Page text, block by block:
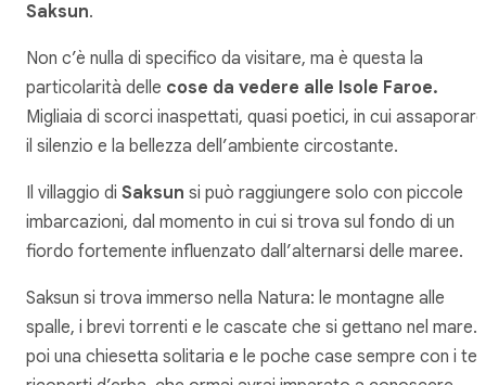
Saksun.
Non c’è nulla di specifico da visitare, ma è questa la
particolarità delle cose da vedere alle Isole Faroe.
Migliaia di scorci inaspettati, quasi poetici, in cui assaporare
il silenzio e la bellezza dell’ambiente circostante.
Il villaggio di Saksun si può raggiungere solo con piccole
imbarcazioni, dal momento in cui si trova sul fondo di un
fiordo fortemente influenzato dall’alternarsi delle maree.
Saksun si trova immerso nella Natura: le montagne alle
spalle, i brevi torrenti e le cascate che si gettano nel mare.
poi una chiesetta solitaria e le poche case sempre con i